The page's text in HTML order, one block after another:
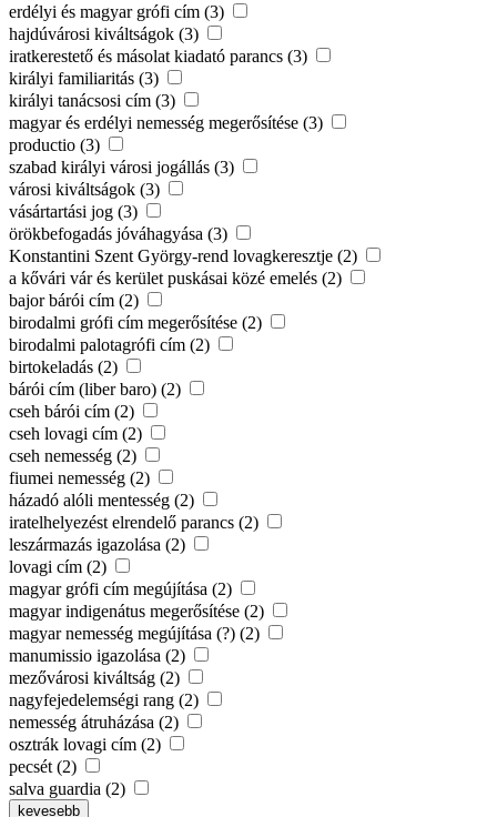
erdélyi és magyar grófi cím (3)
hajdúvárosi kiváltságok (3)
iratkerestető és másolat kiadató parancs (3)
királyi familiaritás (3)
királyi tanácsosi cím (3)
magyar és erdélyi nemesség megerősítése (3)
productio (3)
szabad királyi városi jogállás (3)
városi kiváltságok (3)
vásártartási jog (3)
örökbefogadás jóváhagyása (3)
Konstantini Szent György-rend lovagkeresztje (2)
a kővári vár és kerület puskásai közé emelés (2)
bajor bárói cím (2)
birodalmi grófi cím megerősítése (2)
birodalmi palotagrófi cím (2)
birtokeladás (2)
bárói cím (liber baro) (2)
cseh bárói cím (2)
cseh lovagi cím (2)
cseh nemesség (2)
fiumei nemesség (2)
házadó alóli mentesség (2)
iratelhelyezést elrendelő parancs (2)
leszármazás igazolása (2)
lovagi cím (2)
magyar grófi cím megújítása (2)
magyar indigenátus megerősítése (2)
magyar nemesség megújítása (?) (2)
manumissio igazolása (2)
mezővárosi kiváltság (2)
nagyfejedelemségi rang (2)
nemesség átruházása (2)
osztrák lovagi cím (2)
pecsét (2)
salva guardia (2)
kevesebb